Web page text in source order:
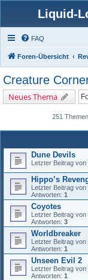
Liquid-
FAQ
Foren-Übersicht
Creature
Neues Thema
251 Themen
Dune Devils
Letzter Beitrag von
Hippo’s
Letzter Beitrag von
Antworten: 1
Coyotes
Letzter Beitrag von
Antworten: 3
Worldbreaker
Letzter Beitrag von
Antworten: 1
Unseen Evil 2
Letzter Beitrag von
Antworten: 1